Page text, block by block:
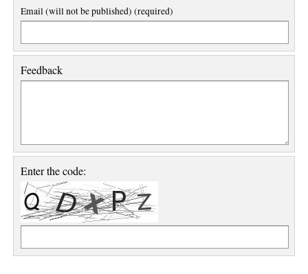
Email (will not be published) (required)
Feedback
Enter the code: